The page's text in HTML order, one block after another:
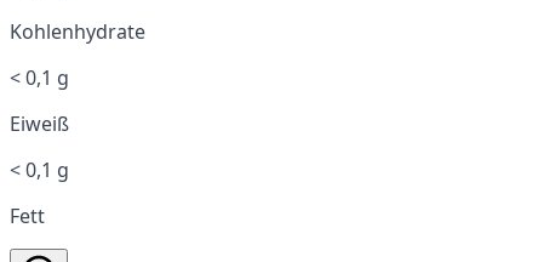
Kohlenhydrate
< 0,1 g
Eiweiß
< 0,1 g
Fett